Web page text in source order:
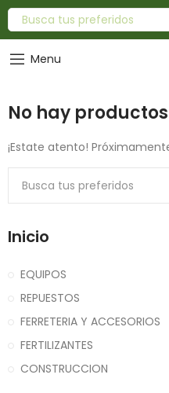
Menu
No hay
¡Estate atento!
Inicio
EQUIPOS
REPUESTOS
FERRETERIA Y ACCESORIOS
FERTILIZANTES
CONSTRUCCION